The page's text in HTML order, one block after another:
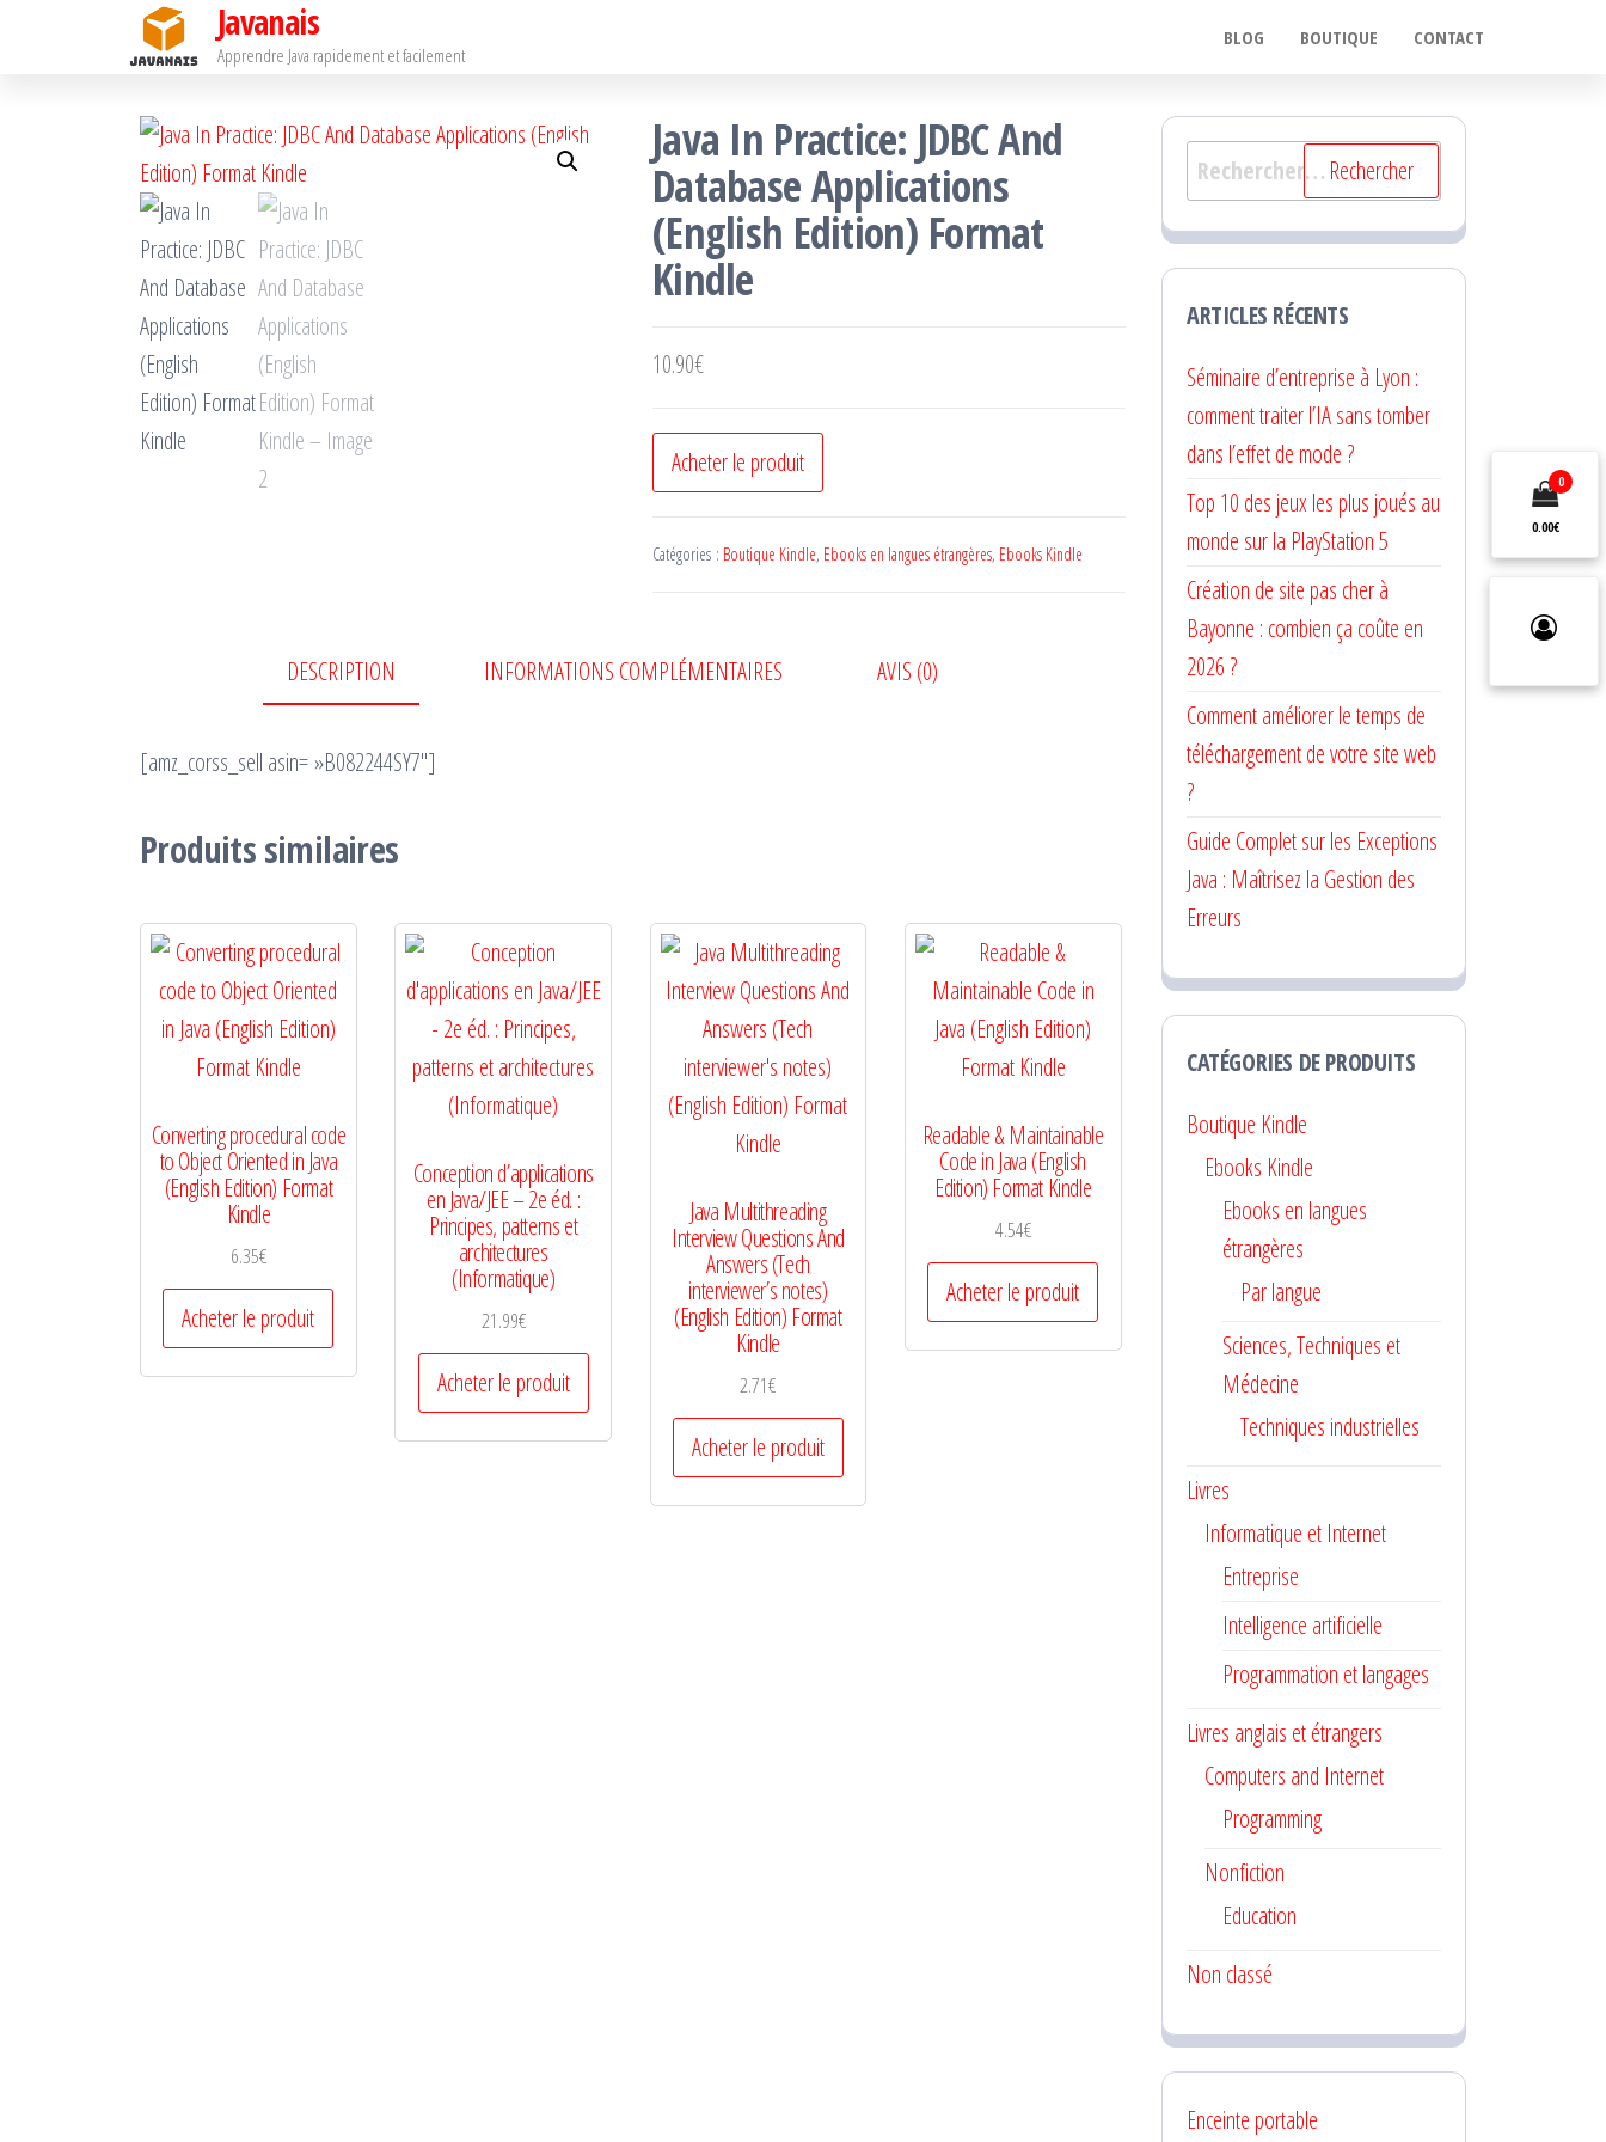
Javanais
Apprendre Java rapidement et facilement
BLOG BOUTIQUE CONTACT
Java In Practice: JDBC And
Database Applications
(English Edition) Format
Kindle
10.90€
Acheter le produit
Catégories : Boutique Kindle, Ebooks en langues étrangères, Ebooks Kindle
DESCRIPTION INFORMATIONS COMPLÉMENTAIRES AVIS (0)
[amz_corss_sell asin= »B082244SY7″]
Produits similaires
Converting procedural code
to Object Oriented in Java
(English Edition) Format
Kindle
6.35€
Acheter le produit
Conception d’applications
en Java/JEE – 2e éd. :
Principes, patterns et
architectures
(Informatique)
21.99€
Acheter le produit
Java Multithreading
Interview Questions And
Answers (Tech
interviewer’s notes)
(English Edition) Format
Kindle
2.71€
Acheter le produit
Readable & Maintainable
Code in Java (English
Edition) Format Kindle
4.54€
Acheter le produit
Rechercher :
ARTICLES RÉCENTS
Séminaire d’entreprise à Lyon :
comment traiter l’IA sans tomber
dans l’effet de mode ?
Top 10 des jeux les plus joués au
monde sur la PlayStation 5
Création de site pas cher à
Bayonne : combien ça coûte en
2026 ?
Comment améliorer le temps de
téléchargement de votre site web
?
Guide Complet sur les Exceptions
Java : Maîtrisez la Gestion des
Erreurs
CATÉGORIES DE PRODUITS
Boutique Kindle
Ebooks Kindle
Ebooks en langues
étrangères
Par langue
Sciences, Techniques et
Médecine
Techniques industrielles
Livres
Informatique et Internet
Entreprise
Intelligence artificielle
Programmation et langages
Livres anglais et étrangers
Computers and Internet
Programming
Nonfiction
Education
Non classé
Enceinte portable
0
0.00€